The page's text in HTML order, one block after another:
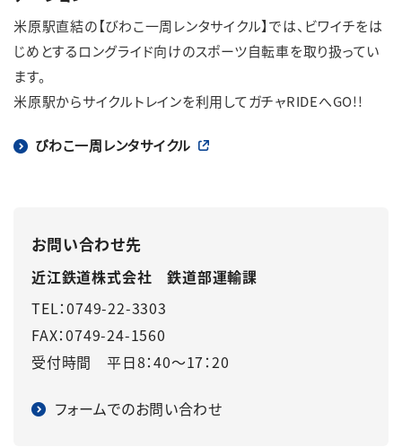
米原駅直結の【びわこ一周レンタサイクル】では、ビワイチをは
じめとするロングライド向けのスポーツ自転車を取り扱ってい
ます。
米原駅からサイクルトレインを利用してガチャRIDEへGO!!
びわこ一周レンタサイクル
お問い合わせ先
近江鉄道株式会社 鉄道部運輸課
TEL：0749-22-3303
FAX：0749-24-1560
受付時間 平日8：40～17：20
フォームでのお問い合わせ